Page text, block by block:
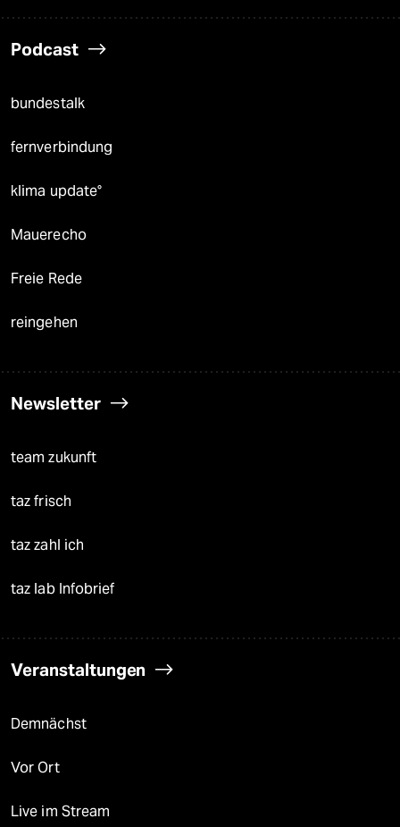
Podcast
bundestalk
fernverbindung
klima update°
Mauerecho
Freie Rede
reingehen
Newsletter
team zukunft
taz frisch
taz zahl ich
taz lab Infobrief
Veranstaltungen
Demnächst
Vor Ort
Live im Stream